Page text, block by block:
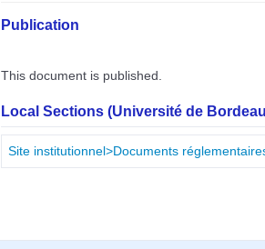
Publication
This document is published.
Local Sections (Université de
Site institutionnel>Documents